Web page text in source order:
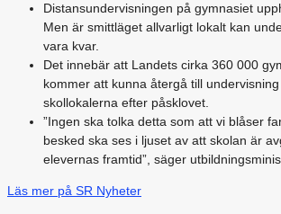
Distansundervisningen på gymnasiet
Men är smittläget allvarligt lokalt kan
vara kvar.
Det innebär att Landets cirka 360 000
kommer att kunna återgå till
skollokalerna efter påsklovet.
”Ingen ska tolka detta som att vi blåser
besked ska ses i ljuset av att skolan är
elevernas framtid”, säger
Läs mer på SR Nyheter